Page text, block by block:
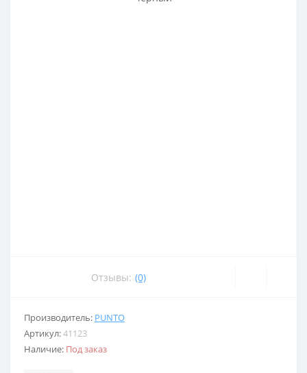
Отзывы: (0)
Производитель: PUNTO
Артикул:41123
Наличие: Под заказ